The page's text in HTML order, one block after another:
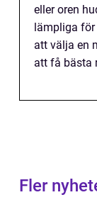
eller oren
lämpliga
att välja en
att få bästa
Fler